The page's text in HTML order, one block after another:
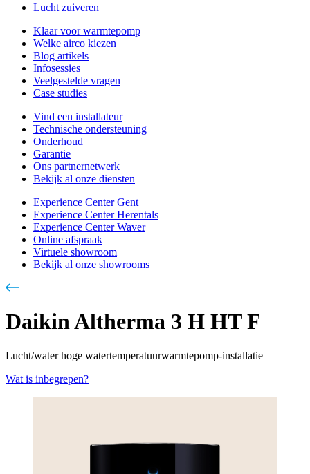
Lucht zuiveren
Klaar voor warmtepomp
Welke airco kiezen
Blog artikels
Infosessies
Veelgestelde vragen
Case studies
Vind een installateur
Technische ondersteuning
Onderhoud
Garantie
Ons partnernetwerk
Bekijk al onze diensten
Experience Center Gent
Experience Center Herentals
Experience Center Waver
Online afspraak
Virtuele showroom
Bekijk al onze showrooms
Daikin Altherma 3 H HT F
Lucht/water hoge watertemperatuurwarmtepomp-installatie
Wat is inbegrepen?